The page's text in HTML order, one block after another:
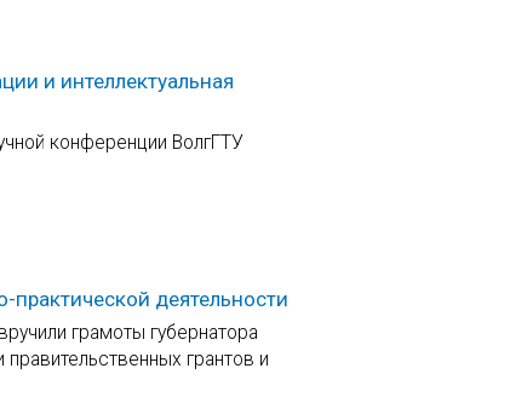
и интеллектуальная
конференции ВолгГТУ
практической деятельности
грамоты губернатора
грантов и